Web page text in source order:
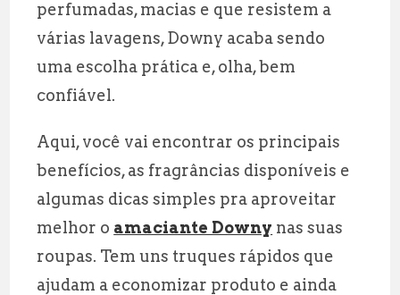
perfumadas, macias e que resistem a
várias lavagens, Downy acaba sendo
uma escolha prática e, olha, bem
confiável.
Aqui, você vai encontrar os principais
benefícios, as fragrâncias disponíveis e
algumas dicas simples pra aproveitar
melhor o amaciante Downy nas suas
roupas. Tem uns truques rápidos que
ajudam a economizar produto e ainda